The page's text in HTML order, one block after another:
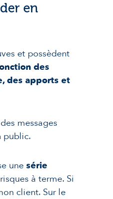
en
et possèdent
des
des apports et
messages
public.
unesérie
à terme. Si
client. Sur le